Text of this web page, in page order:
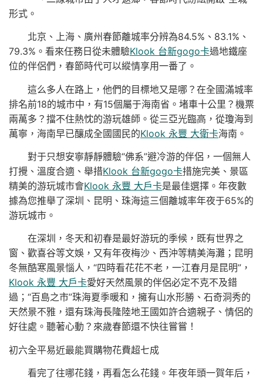
形式。
北京、上海、廣州春節離城率分辨為84.5%、83.1%、
79.3%。看來任務日從未體驗Klook 台新gogo卡過地鐵座
位的伴侶們，春節時代可以縱情享用一番了。
這么多人在路上，他們的目標地又是哪？在全國滿城率
排名前18的城市中，有15個屬于海南省。堵車十公里？機票
兩萬多？擋不住熱忱的游玩雄師。從三亞光臨高，從瓊海到
萬寧，海南早已釀成全國國民的Klook 永豐 大衛卡海南。
對于只想安寧靜靜體驗“佛系”避冷游的伴侶，一個無人
打攪、溫度合適、舉措Klook 台新gogo卡措施完美、景區
精美的游玩城市會Klook 永豐 大戶卡是最佳選擇。年夜數
據為您推舉了深圳、昆明、珠海這三個離城率年夜于65%的
游玩城市。
在深圳，冬天和初春是最好游玩的季候，既有世界之
窗、歡喜谷等文娛，又有年夜梅沙、西沖等精美海灘；昆明
冬無酷寒風景惱人，“四時看花花不老，一江春月是昆明”，
Klook 永豐 大戶卡愛好天然風景的伴侶必定不克不及錯
過；“百島之市”珠海夏季暖和，擁有山水形勝、石奇洞秀的
天然景不雅，還有珠海長隆陸地王國如許合適親子、情侶的
好往處。聽著心動？來歲春節還不快往嘗嘗！
初六全平易近最能買購物花費超七成
看完了往哪花錢，再看怎么花錢。年夜年頭一賀年后，